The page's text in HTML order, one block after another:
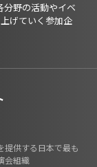
分野の活動やイベ
げていく参加企
提供する日本で最も
会組織